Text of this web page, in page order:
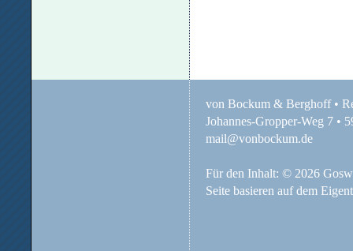
von Bockum & Berghoff •
Johannes-Gropper-Weg 7 •
mail@vonbockum.de
Für den Inhalt: © 2026
Seite basieren auf dem